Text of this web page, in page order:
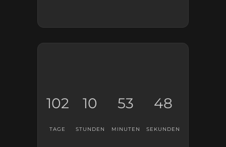
102
TAGE
10
STUNDEN
53
MINUTEN
48
SEKUNDEN